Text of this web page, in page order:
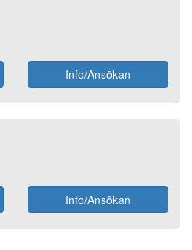
Info/Ansökan
Info/Ansökan